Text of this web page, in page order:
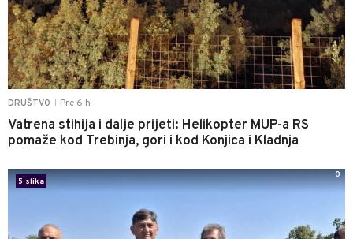
DRUŠTVO Pre 6 h
Vatrena stihija i dalje prijeti: Helikopter MUP-a RS
pomaže kod Trebinja, gori i kod Konjica i Kladnja
5 slika
0